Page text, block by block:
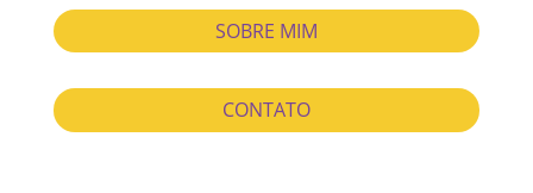
SOBRE MIM
CONTATO